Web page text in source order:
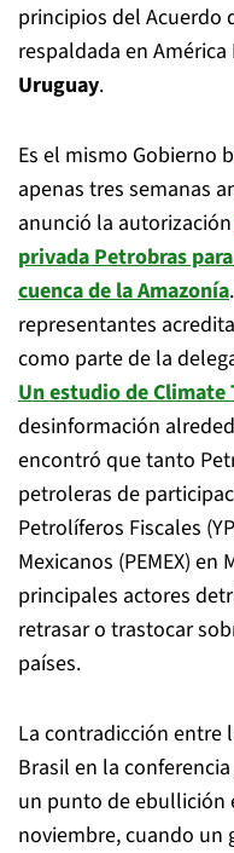
principios del Acuerdo
respaldada en
Uruguay.
Es el mismo Gobierno
apenas tres semanas
anunció la autorización
privada Petrobras
cuenca de la Amazonía
representantes
como parte de la
Un estudio de Climate
desinformación
encontró que tanto
petroleras de
Petrolíferos Fiscales
Mexicanos (PEMEX)
principales actores
retrasar o trastocar
países.
La contradicción entre
Brasil en la
un punto de ebullición
noviembre, cuando un